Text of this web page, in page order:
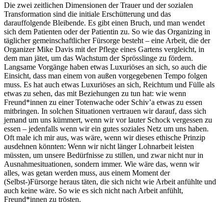
Die zwei zeitlichen Dimensionen der Trauer und der sozialen
Transformation sind die initiale Erschütterung und das
darauffolgende Bleibende. Es gibt einen Bruch, und man wendet
sich dem Patienten oder der Patientin zu. So wie das Organizing in
täglicher gemeinschaftlicher Fürsorge besteht – eine Arbeit, die der
Organizer Mike Davis mit der Pflege eines Gartens vergleicht, in
dem man jätet, um das Wachstum der Sprösslinge zu fördern.
Langsame Vorgänge haben etwas Luxuriöses an sich, so auch die
Einsicht, dass man einem von außen vorgegebenen Tempo folgen
muss. Es hat auch etwas Luxuriöses an sich, Reichtum und Fülle als
etwas zu sehen, das mit Beziehungen zu tun hat: wie wenn
Freund*innen zu einer Totenwache oder Schiv’a etwas zu essen
mitbringen. In solchen Situationen vertrauen wir darauf, dass sich
jemand um uns kümmert, wenn wir vor lauter Schock vergessen zu
essen – jedenfalls wenn wir ein gutes soziales Netz um uns haben.
Oft male ich mir aus, was wäre, wenn wir dieses ethische Prinzip
ausdehnen könnten: Wenn wir nicht länger Lohnarbeit leisten
müssten, um unsere Bedürfnisse zu stillen, und zwar nicht nur in
Ausnahmesituationen, sondern immer. Wie wäre das, wenn wir
alles, was getan werden muss, aus einem Moment der
(Selbst-)Fürsorge heraus täten, die sich nicht wie Arbeit anfühlte und
auch keine wäre. So wie es sich nicht nach Arbeit anfühlt,
Freund*innen zu trösten.